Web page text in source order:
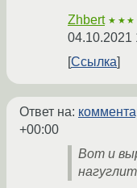
Zhbert
04.10.2021
Ссылка
Ответ на:
+00:00
Вот и